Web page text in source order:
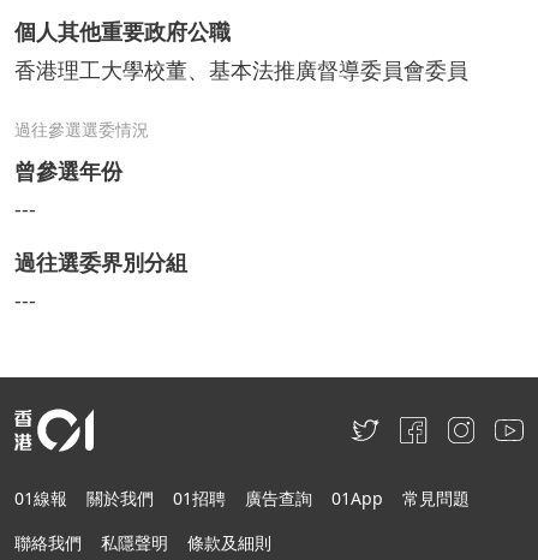
個人其他重要政府公職
香港理工大學校董、基本法推廣督導委員會委員
過往參選選委情況
曾參選年份
---
過往選委界別分組
---
01線報 關於我們 01招聘 廣告查詢 01App
常見問題
聯絡我們
私隱聲明 條款及細則